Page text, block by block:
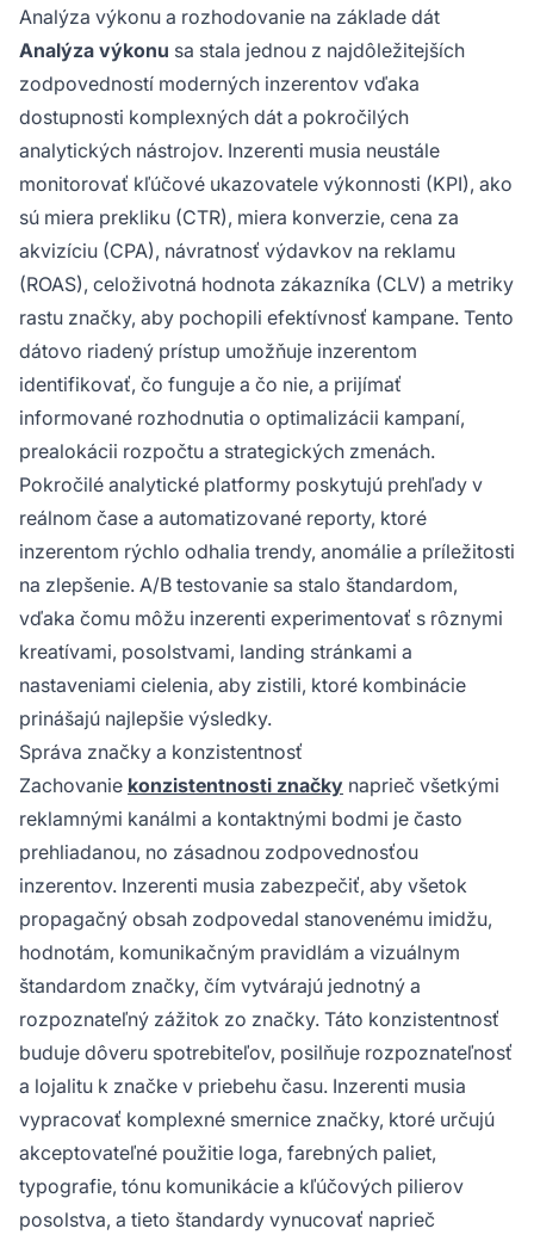
Analýza výkonu a rozhodovanie na základe dát
Analýza výkonu sa stala jednou z najdôležitejších
zodpovedností moderných inzerentov vďaka
dostupnosti komplexných dát a pokročilých
analytických nástrojov. Inzerenti musia neustále
monitorovať kľúčové ukazovatele výkonnosti (KPI), ako
sú miera prekliku (CTR), miera konverzie, cena za
akvizíciu (CPA), návratnosť výdavkov na reklamu
(ROAS), celoživotná hodnota zákazníka (CLV) a metriky
rastu značky, aby pochopili efektívnosť kampane. Tento
dátovo riadený prístup umožňuje inzerentom
identifikovať, čo funguje a čo nie, a prijímať
informované rozhodnutia o optimalizácii kampaní,
prealokácii rozpočtu a strategických zmenách.
Pokročilé analytické platformy poskytujú prehľady v
reálnom čase a automatizované reporty, ktoré
inzerentom rýchlo odhalia trendy, anomálie a príležitosti
na zlepšenie. A/B testovanie sa stalo štandardom,
vďaka čomu môžu inzerenti experimentovať s rôznymi
kreatívami, posolstvami, landing stránkami a
nastaveniami cielenia, aby zistili, ktoré kombinácie
prinášajú najlepšie výsledky.
Správa značky a konzistentnosť
Zachovanie konzistentnosti značky naprieč všetkými
reklamnými kanálmi a kontaktnými bodmi je často
prehliadanou, no zásadnou zodpovednosťou
inzerentov. Inzerenti musia zabezpečiť, aby všetok
propagačný obsah zodpovedal stanovenému imidžu,
hodnotám, komunikačným pravidlám a vizuálnym
štandardom značky, čím vytvárajú jednotný a
rozpoznateľný zážitok zo značky. Táto konzistentnosť
buduje dôveru spotrebiteľov, posilňuje rozpoznateľnosť
a lojalitu k značke v priebehu času. Inzerenti musia
vypracovať komplexné smernice značky, ktoré určujú
akceptovateľné použitie loga, farebných paliet,
typografie, tónu komunikácie a kľúčových pilierov
posolstva, a tieto štandardy vynucovať naprieč